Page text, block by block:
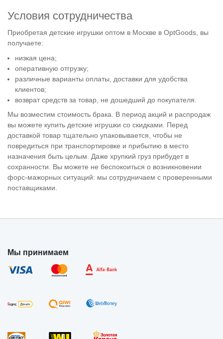
Условия сотрудничества
Приобретая детские игрушки оптом в Москве в OptGoods, вы
получаете:
низкая цена;
оперативную отгрузку;
различные варианты оплаты, доставки для удобства
клиентов;
возврат средств за товар, не дошедший до покупателя.
Мы возместим стоимость брака. В период акций и распродаж
вы можете купить детские игрушки со скидками. Перед
доставкой товар тщательно упаковывается, чтобы не
повредиться при транспортировке и прибытию в место
назначения быть целым. Даже хрупкий груз прибудет в
сохранности. Вы можете не беспокоиться о возникновении
форс-мажорных ситуаций: мы сотрудничаем с проверенными
поставщиками.
Мы принимаем